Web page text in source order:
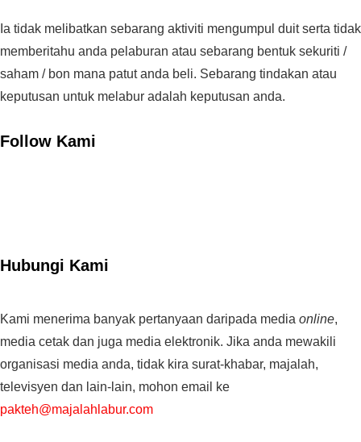
Ia tidak melibatkan sebarang aktiviti mengumpul duit serta tidak
memberitahu anda pelaburan atau sebarang bentuk sekuriti /
saham / bon mana patut anda beli. Sebarang tindakan atau
keputusan untuk melabur adalah keputusan anda.
Follow Kami
Hubungi Kami
Kami menerima banyak pertanyaan daripada media online,
media cetak dan juga media elektronik. Jika anda mewakili
organisasi media anda, tidak kira surat-khabar, majalah,
televisyen dan lain-lain, mohon email ke
pakteh@majalahlabur.com